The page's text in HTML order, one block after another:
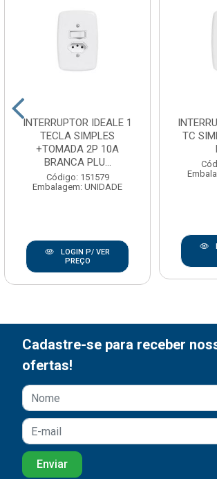
INTERRUPTOR IDEALE 1
TECLA SIMPLES
+TOMADA 2P 10A
BRANCA PLU...
Código: 151579
Embalagem: UNIDADE
LOGIN P/ VER
PREÇO
TC
Cadastre-se para receber
ofertas!